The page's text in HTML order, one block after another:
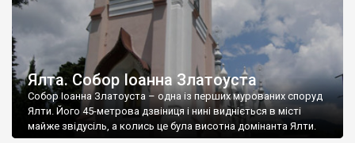
Ялта. Собор Іоанна Златоуста
Собор Іоанна Златоуста – одна із перших мурованих споруд
Ялти. Його 45-метрова дзвіниця і нині видніється в місті
майже звідусіль, а колись це була висотна домінанта Ялти.